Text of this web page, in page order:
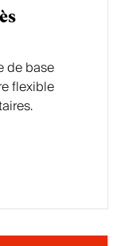
de base
flexible